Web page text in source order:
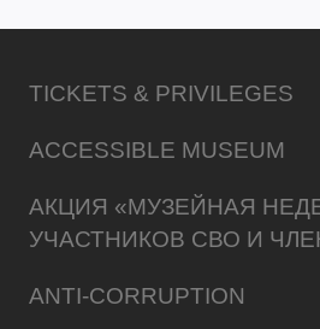
TICKETS & PRIVILEGES
ACCESSIBLE MUSEUM
АКЦИЯ «МУЗЕЙНАЯ
УЧАСТНИКОВ СВО И
ANTI-CORRUPTION